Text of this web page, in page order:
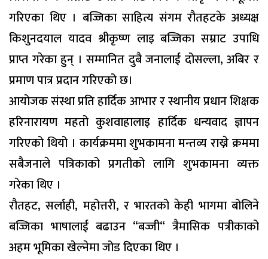
गरिएका थिए । बज्जिका साहित्य संगम रौतहटके अध्यक्ष
किशुनदयाल यादव श्रीकृष्ण लाइ बज्जिका सम्राट उपाधि
प्राप्त गरेका हुन् । सम्मानित दुबै जनालाई दोसल्ला, अबिर र
प्रमाण पात्र प्रदान गरिएको छ।
आयोजक संस्था प्रति हार्दिक आभार र स्थानीय प्रधान शिक्षक
हरिनारायण महतो कुशवाहालाइ हार्दिक धन्यवाद ज्ञापन
गरिएको थियो । कार्यक्रममा शुभकामना मन्तव्य राख्ने क्रममा
सबैजनाले पत्रिकाको प्रगतीको लागि शुभकामना व्यक्त
गरेका थिए ।
रौतहट, सर्लाही, महोत्तरी, र भारतको केही भागमा बोलिने
बज्जिका भाषालाई बढाउन “बज्जी“ त्रैमासिक पत्रीकाको
अहम भूमिका खेल्नेमा जोड दिएका थिए ।